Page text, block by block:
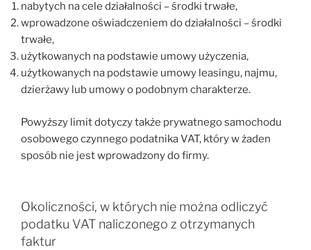
nabytych na cele działalności – środki trwałe,
wprowadzone oświadczeniem do działalności – środki
trwałe,
użytkowanych na podstawie umowy użyczenia,
użytkowanych na podstawie umowy leasingu, najmu,
dzierżawy lub umowy o podobnym charakterze.
Powyższy limit dotyczy także prywatnego samochodu
osobowego czynnego podatnika VAT, który w żaden
sposób nie jest wprowadzony do firmy.
Okoliczności, w których nie można odliczyć
podatku VAT naliczonego z otrzymanych
faktur